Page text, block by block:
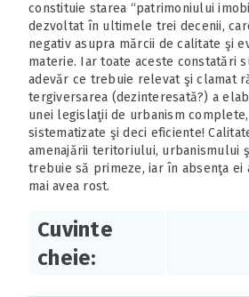
constituie starea “patrimoniului
dezvoltat în ultimele trei decenii,
negativ asupra mărcii de calitate şi
materie. Iar toate aceste constatări
adevăr ce trebuie relevat şi clamat
tergiversarea (dezinteresată?) a
unei legislaţii de urbanism complete,
sistematizate şi deci eficiente!
amenajării teritoriului, urbanismului
trebuie să primeze, iar în absenţa ei
mai avea rost.
Cuvinte
cheie: